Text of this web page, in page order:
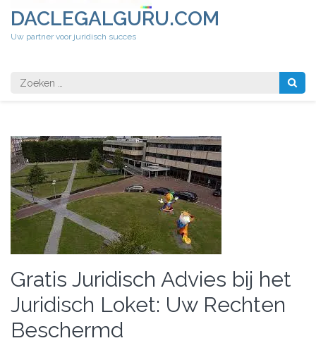
DACLEGALGURU.COM
Uw partner voor juridisch succes
Zoeken
naar:
Gratis Juridisch Advies bij het
Juridisch Loket: Uw Rechten
Beschermd